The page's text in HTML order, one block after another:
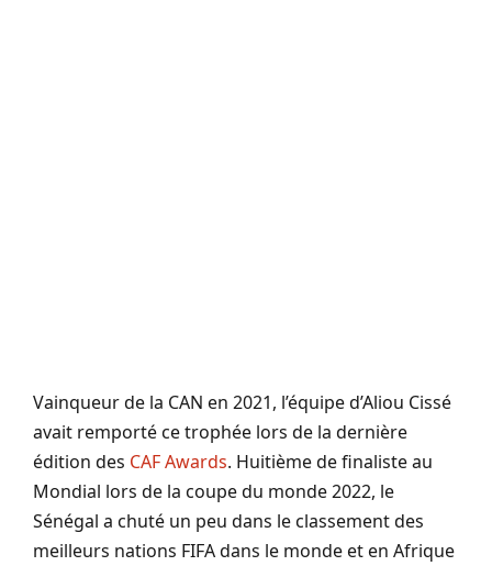
Vainqueur de la CAN en 2021, l’équipe d’Aliou Cissé
avait remporté ce trophée lors de la dernière
édition des CAF Awards. Huitième de finaliste au
Mondial lors de la coupe du monde 2022, le
Sénégal a chuté un peu dans le classement des
meilleurs nations FIFA dans le monde et en Afrique